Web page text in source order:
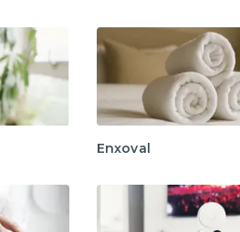
Enxoval